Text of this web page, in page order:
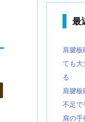
最
肩腱
ても
る
肩腱
不足で
肩の